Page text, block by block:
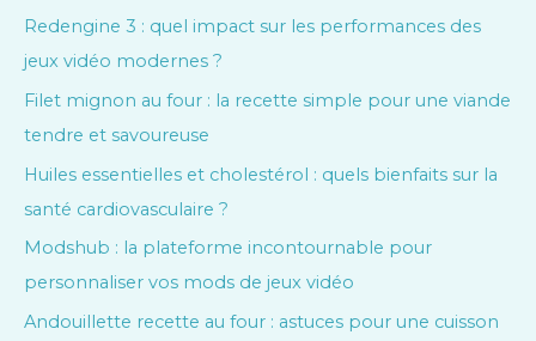
Redengine 3 : quel impact sur les performances des
jeux vidéo modernes ?
Filet mignon au four : la recette simple pour une viande
tendre et savoureuse
Huiles essentielles et cholestérol : quels bienfaits sur la
santé cardiovasculaire ?
Modshub : la plateforme incontournable pour
personnaliser vos mods de jeux vidéo
Andouillette recette au four : astuces pour une cuisson